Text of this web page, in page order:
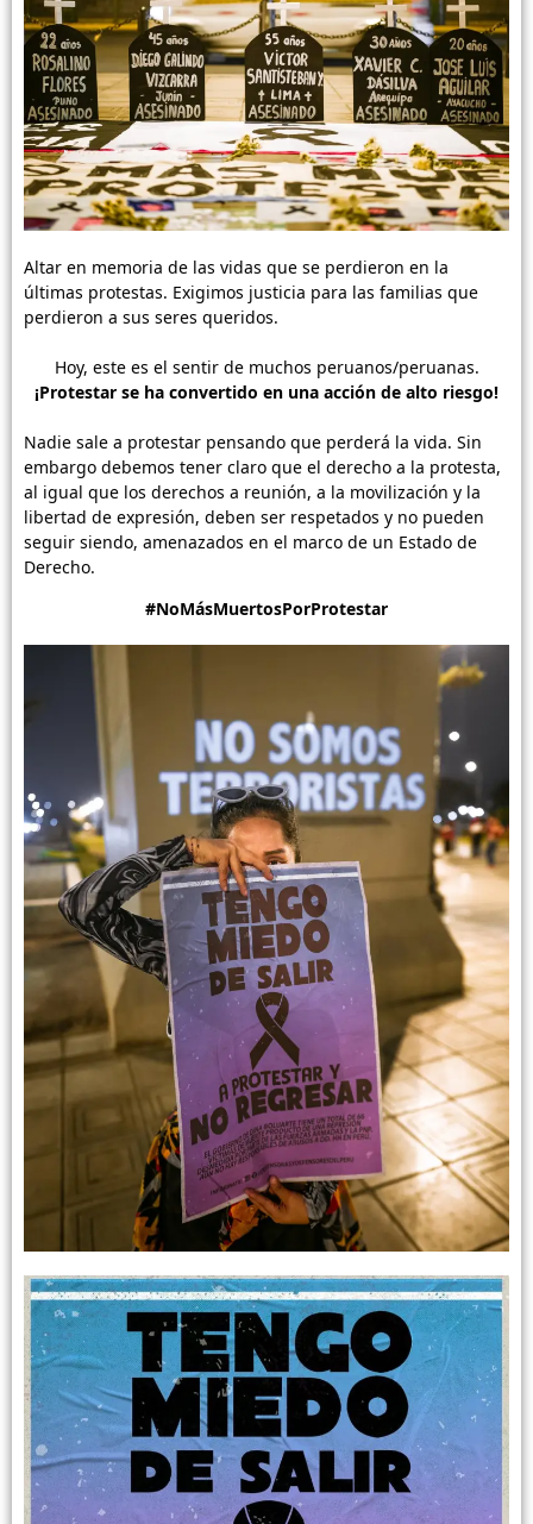
Altar en memoria de las vidas que se perdieron en la
últimas protestas. Exigimos justicia para las familias que
perdieron a sus seres queridos.
Hoy, este es el sentir de muchos peruanos/peruanas.
¡Protestar se ha convertido en una acción de alto riesgo!
Nadie sale a protestar pensando que perderá la vida. Sin
embargo debemos tener claro que el derecho a la protesta,
al igual que los derechos a reunión, a la movilización y la
libertad de expresión, deben ser respetados y no pueden
seguir siendo, amenazados en el marco de un Estado de
Derecho.
#NoMásMuertosPorProtestar